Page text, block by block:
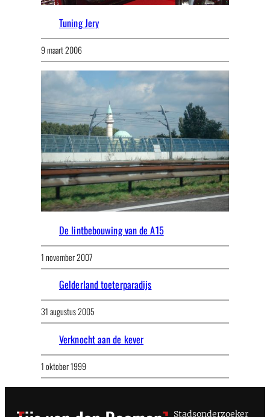
Tuning Jery
9 maart 2006
De lintbebouwing van de A15
1 november 2007
Gelderland toeterparadijs
31 augustus 2005
Verknocht aan de kever
1 oktober 1999
Stadsonderzoeker